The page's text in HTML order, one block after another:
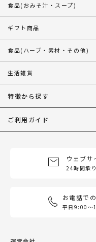
食品(おみそ汁・スープ)
ギフト商品
食品(ハーブ・素材・その他)
生活雑貨
特徴から探す
ご利用ガイド
ウェブサ
24時間承
お電話で
平日9:00〜